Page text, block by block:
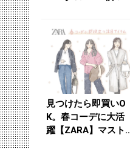
見つけたら即買いO
K。春コーデに大活
躍【ZARA】マスト